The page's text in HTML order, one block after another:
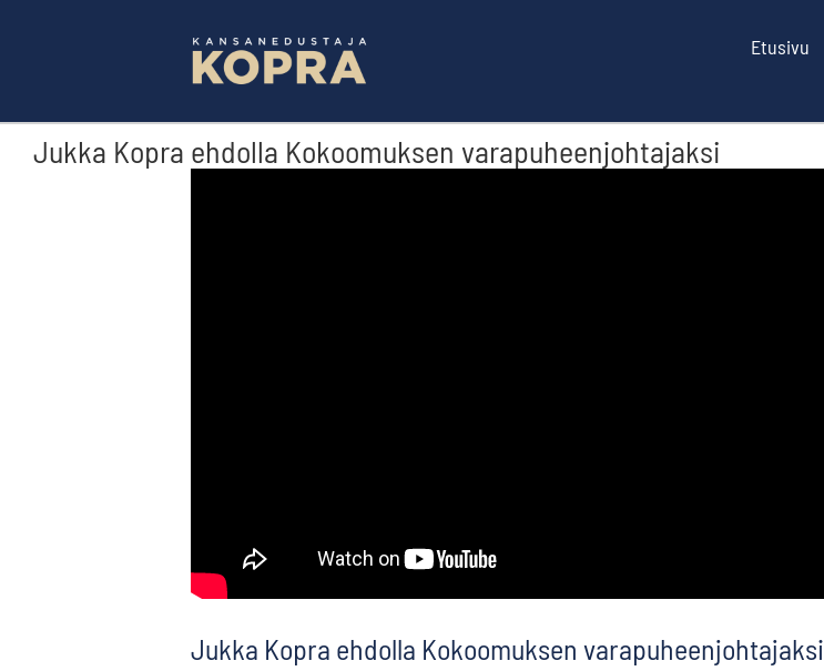
Etusivu
Jukka Kopra ehdolla Kokoomuksen varapuheenjohtajaksi
Jukka Kopra ehdolla Kokoomuksen varapuheenjohtajaksi